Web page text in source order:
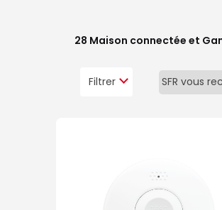
28 Maison connectée et
Filtrer